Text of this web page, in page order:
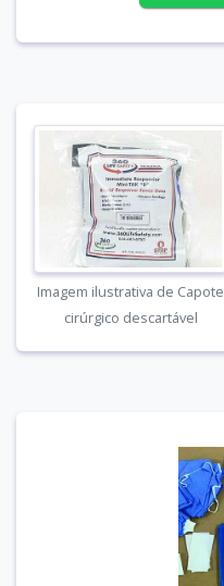
Imagem ilustrativa de Capote
cirúrgico descartável